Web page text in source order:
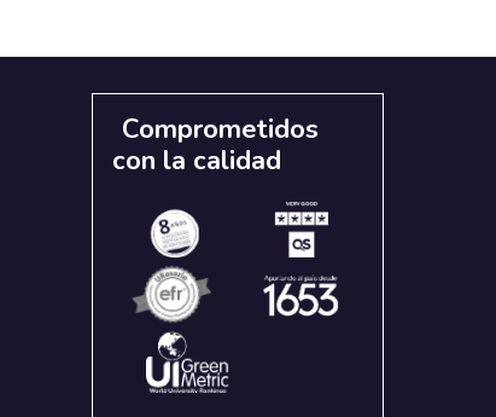
Comprometidos
con la calidad